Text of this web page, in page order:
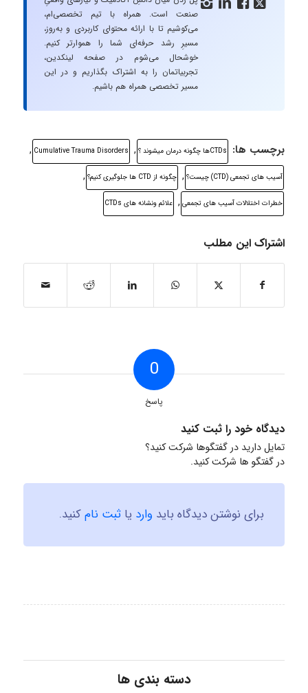
صنعت است. همراه با تیم تخصصی‌ام،
می‌کوشیم تا با ارائه محتوای کاربردی و به‌روز،
مسیرِ رشد حرفه‌ای شما را هموارتر کنیم.
خوشحال می‌شوم در صفحه لینکدین،
تجربیاتمان را به اشتراک بگذاریم و در این
مسیر تخصصی همراه هم باشیم.
برچسب ها: CTDsها چگونه درمان میشوند ؟ ,
Cumulative Trauma Disorders
,
آسیب های تجمعی (CTD) چیست؟ , چگونه از CTD ها جلوگیری کنیم؟ ,
خطرات اختلالات آسیب های تجمعی , علائم ونشانه های CTDs
اشتراک این مطلب
0
پاسخ
دیدگاه خود را ثبت کنید
تمایل دارید در گفتگوها شرکت کنید؟
در گفتگو ها شرکت کنید.
برای نوشتن دیدگاه باید وارد یا ثبت نامکنید.
دسته بندی ها